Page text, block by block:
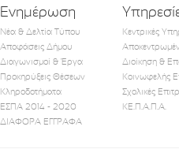
Ενημέρωση
Νέα & Δελτία Τύπου
Αποφάσεις Δήμου
Διαγωνισμοί & Έργα
Προκηρύξεις Θέσεων
Κληροδοτήματα
ΕΣΠΑ 2014 - 2020
ΔΙΑΦΟΡΑ ΕΓΓΡΑΦΑ
Κεντρικές
Διοίκηση &
Κοινωφελής
Σχολικές
ΚΕ.Π.Α.Π.Α.
Follow Us